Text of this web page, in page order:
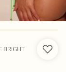
BRIGHT